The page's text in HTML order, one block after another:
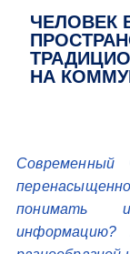
ЧЕЛОВЕК
НА
Современный
понимать
информацию?